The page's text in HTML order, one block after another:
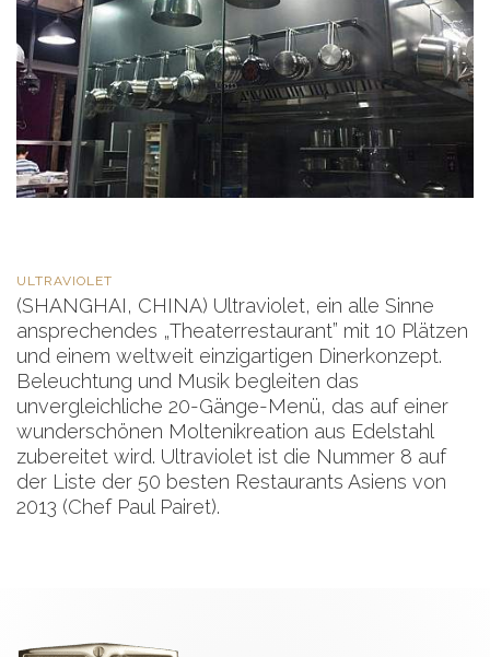
ULTRAVIOLET
(SHANGHAI, CHINA) Ultraviolet, ein alle Sinne
ansprechendes „Theaterrestaurant” mit 10 Plätzen
und einem weltweit einzigartigen Dinerkonzept.
Beleuchtung und Musik begleiten das
unvergleichliche 20-Gänge-Menü, das auf einer
wunderschönen Moltenikreation aus Edelstahl
zubereitet wird. Ultraviolet ist die Nummer 8 auf
der Liste der 50 besten Restaurants Asiens von
2013 (Chef Paul Pairet).